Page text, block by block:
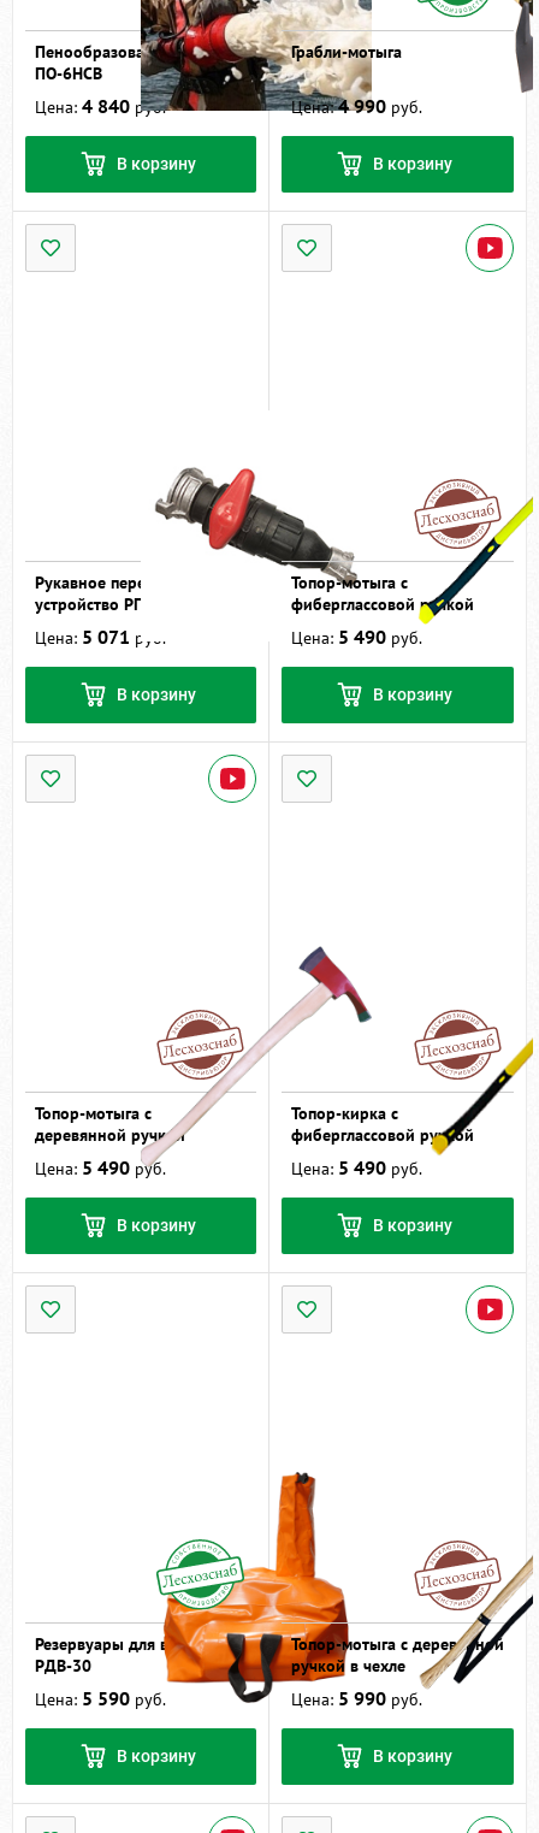
Пенообразователь
ПО-6НСВ
Цена: 4 840 руб.
В корзину
Грабли-мотыга
Цена:4 990 руб.
В корзину
Рукавное перекрывное
устройство РПУ-25/50
Цена: 5 071 руб.
В корзину
Топор-мотыга с
фиберглассовой ручкой
Цена: 5 490 руб.
В корзину
Топор-мотыга с
деревянной ручкой
Цена: 5 490 руб.
В корзину
Топор-кирка с
фиберглассовой ручкой
Цена: 5 490 руб.
В корзину
Резервуары для воды
РДВ-30
Цена: 5 590 руб.
В корзину
Топор-мотыга c деревянной
ручкой в чехле
Цена: 5 990 руб.
В корзину